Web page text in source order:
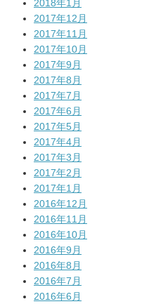
2018年1月
2017年12月
2017年11月
2017年10月
2017年9月
2017年8月
2017年7月
2017年6月
2017年5月
2017年4月
2017年3月
2017年2月
2017年1月
2016年12月
2016年11月
2016年10月
2016年9月
2016年8月
2016年7月
2016年6月